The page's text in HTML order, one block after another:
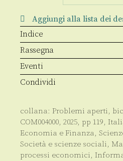
Aggiungi alla lista dei
Indice
Rassegna
Eventi
Condividi
collana: Problemi aperti,
COM004000, 2025, pp 119,
Economia e Finanza,
Società e scienze sociali,
processi economici,